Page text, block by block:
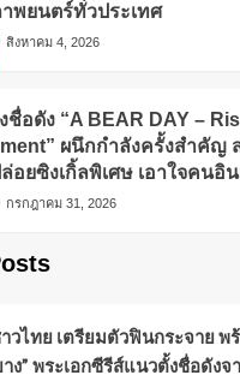
พยนตร์ทั่วประเทศ
สิงหาคม 4, 2026
ชื่อดัง “A BEAR DAY –
ผนึกกำลังครั้งสำคัญ
อยซิงเกิ้ลพิเศษ เอาใจคนอิน
กรกฎาคม 31, 2026
ไทย เตรียมตัวฟินกระจาย พ
าง” พระเอกซีรีส์แนวตั้งชื่อดังจ